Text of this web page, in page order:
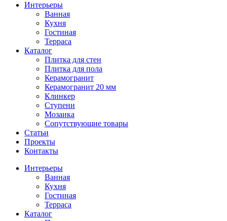
Интерьеры
Ванная
Кухня
Гостиная
Терраса
Каталог
Плитка для стен
Плитка для пола
Керамогранит
Керамогранит 20 мм
Клинкер
Ступени
Мозаика
Сопутствующие товары
Статьи
Проекты
Контакты
Интерьеры
Ванная
Кухня
Гостиная
Терраса
Каталог